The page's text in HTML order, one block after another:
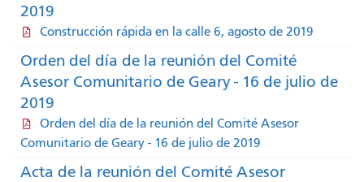
2019
Construcción rápida en la calle 6, agosto de 2019
Orden del día de la reunión del Comité
Asesor Comunitario de Geary - 16 de julio de
2019
Orden del día de la reunión del Comité Asesor
Comunitario de Geary - 16 de julio de 2019
Acta de la reunión del Comité Asesor